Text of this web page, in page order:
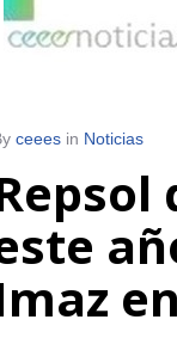
ceees in Noticias